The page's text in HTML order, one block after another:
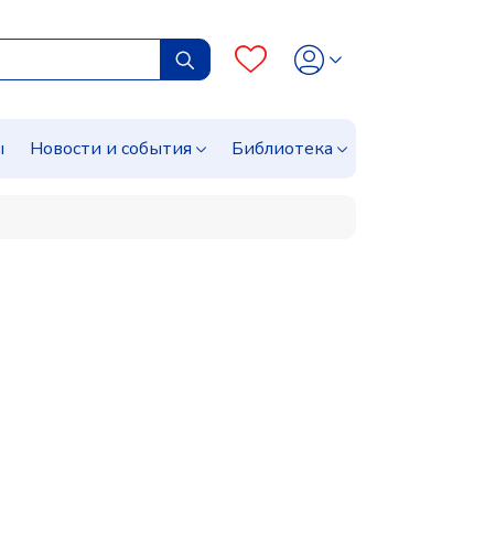
Новости и события Библиотека